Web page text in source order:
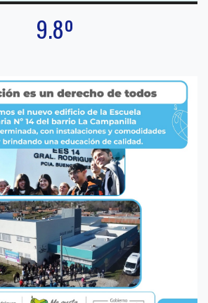
9.8º